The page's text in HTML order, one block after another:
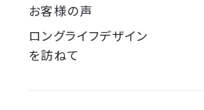
お客様の声
ロングライフデザイン
を訪ねて